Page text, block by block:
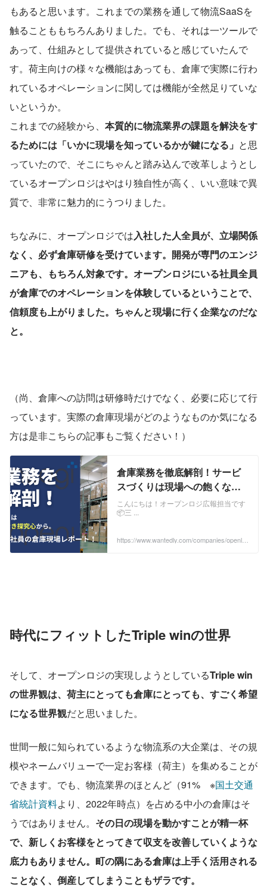
もあると思います。これまでの業務を通して物流SaaSを
触ることももちろんありました。でも、それは一ツールで
あって、仕組みとして提供されていると感じていたんで
す。荷主向けの様々な機能はあっても、倉庫で実際に行わ
れているオペレーションに関しては機能が全然足りていな
いというか。
これまでの経験から、 本質的に物流業界の課題を解決をす
るためには「いかに現場を知っているかが鍵になる」 と思
っていたので、そこにちゃんと踏み込んで改革しようとし
ているオープンロジはやはり独自性が高く、いい意味で異
質で、非常に魅力的にうつりました。
ちなみに、オープンロジでは入社した人全員が、立場関係
なく、必ず倉庫研修を受けています。開発が専門のエンジ
ニアも、もちろん対象です。オープンロジにいる社員全員
が倉庫でのオペレーションを体験しているということで、
信頼度も上がりました。ちゃんと現場に行く企業なのだな
と。
（尚、倉庫への訪問は研修時だけでなく、必要に応じて行
っています。実際の倉庫現場がどのようなものか気になる
方は是非こちらの記事もご覧ください！）
倉庫業務を徹底解剖！サービ
スづくりは現場への飽くなき
探究心から【オープンロジ社
員の倉庫現場レポート】 | オー
こんにちは！オープンロジ広報担当です
📦三 ...
https://www.wantedly.com/companies/openlo
時代にフィットしたTriple winの世界
そして、オープンロジの実現しようとしているTriple win
の世界観は、荷主にとっても倉庫にとっても、すごく希望
になる世界観だと思いました。
世間一般に知られているような物流系の大企業は、その規
模やネームバリューで一定お客様（荷主）を集めることが
できます。でも、物流業界のほとんど（91%　※国土交通
省統計資料より、2022年時点）を占める中小の倉庫はそ
うではありません。 その日の現場を動かすことが精一杯
で、新しくお客様をとってきて収支を改善していくような
底力もありません。町の隅にある倉庫は上手く活用される
ことなく、倒産してしまうこともザラです。